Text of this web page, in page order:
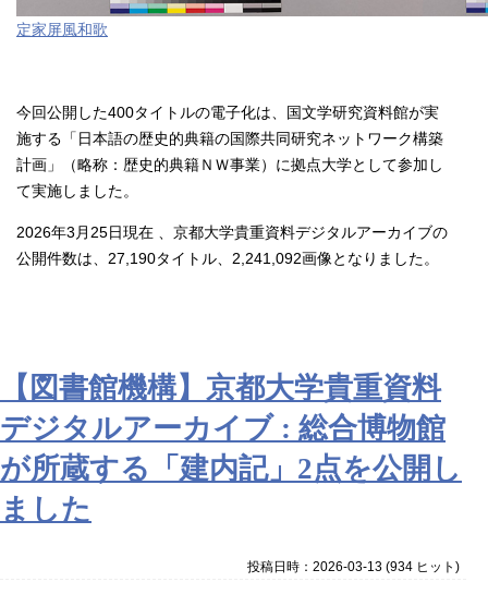
定家屏風和歌
今回公開した400タイトルの電子化は、国文学研究資料館が実
施する「日本語の歴史的典籍の国際共同研究ネットワーク構築
計画」（略称：歴史的典籍ＮＷ事業）に拠点大学として参加し
て実施しました。
2026年3 月 25日現在 、京都大学貴重資料デジタルアーカイブの
公開件数は、 27,190タイトル、 2,241,092画像となりました。
【図書館機構】京都大学貴重資料
デジタルアーカイブ : 総合博物館
が所蔵する「建内記」2点を公開し
ました
投稿日時：2026-03-13(934 ヒット )